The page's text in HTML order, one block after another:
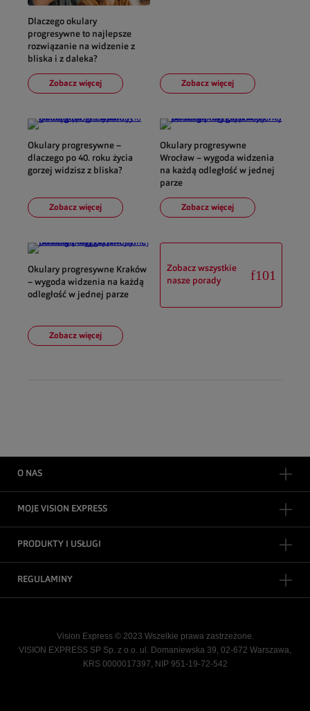
Dlaczego okulary
progresywne to najlepsze
rozwiązanie na widzenie z
bliska i z daleka?
Zobacz więcej Zobacz więcej
Okulary progresywne –
dlaczego po 40. roku życia
gorzej widzisz z bliska?
Zobacz więcej
Okulary progresywne
Wrocław – wygoda widzenia
na każdą odległość w jednej
parze
Zobacz więcej
Okulary progresywne Kraków
– wygoda widzenia na każdą
odległość w jednej parze
Zobacz więcej
Zobacz wszystkie
nasze porady